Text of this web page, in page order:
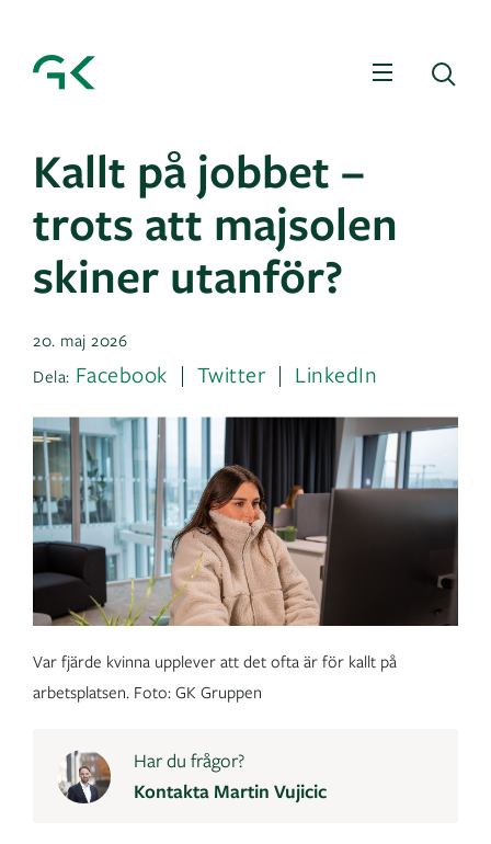
Meny
Kallt på jobbet –
trots att majsolen
skiner utanför?
20. maj 2026
Dela: Facebook Twitter LinkedIn
Var fjärde kvinna upplever att det ofta är för kallt på
arbetsplatsen. Foto: GK Gruppen
Har du frågor?
Kontakta Martin Vujicic